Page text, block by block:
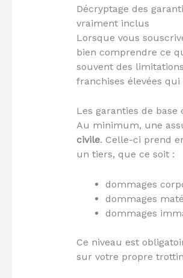
Décryptage des
vraiment inclus
Lorsque vous
bien comprendre ce
souvent des
franchises élevées
Les garanties de base
Au minimum, une
civile. Celle-ci prend
un tiers, que ce soit :
dommages
dommages
dommages
Ce niveau est
sur votre propre